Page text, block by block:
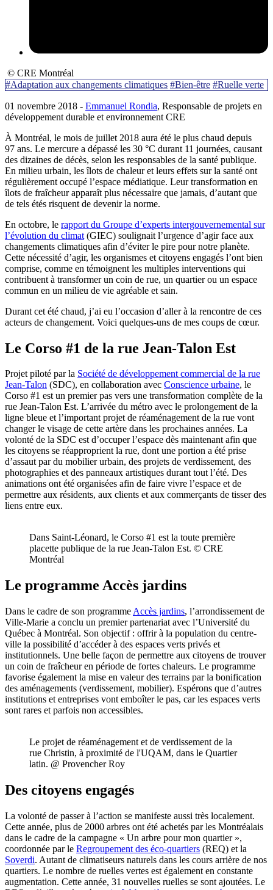
© CRE Montréal
#Adaptation aux changements climatiques #Bien-être #Ruelle verte
01 novembre 2018 - Emmanuel Rondia, Responsable de projets en
développement durable et environnement CRE
À Montréal, le mois de juillet 2018 aura été le plus chaud depuis
97 ans. Le mercure a dépassé les 30 °C durant 11 journées, causant
des dizaines de décès, selon les responsables de la santé publique.
En milieu urbain, les îlots de chaleur et leurs effets sur la santé ont
régulièrement occupé l’espace médiatique. Leur transformation en
îlots de fraîcheur apparaît plus nécessaire que jamais, d’autant que
de tels étés risquent de devenir la norme.
En octobre, le rapport du Groupe d’experts intergouvernemental sur
l’évolution du climat (GIEC) soulignait l’urgence d’agir face aux
changements climatiques afin d’éviter le pire pour notre planète.
Cette nécessité d’agir, les organismes et citoyens engagés l’ont bien
comprise, comme en témoignent les multiples interventions qui
contribuent à transformer un coin de rue, un quartier ou un espace
commun en un milieu de vie agréable et sain.
Durant cet été chaud, j’ai eu l’occasion d’aller à la rencontre de ces
acteurs de changement. Voici quelques-uns de mes coups de cœur.
Le Corso #1 de la rue Jean-Talon Est
Projet piloté par la Société de développement commercial de la rue
Jean-Talon (SDC), en collaboration avec Conscience urbaine, le
Corso #1 est un premier pas vers une transformation complète de la
rue Jean-Talon Est. L’arrivée du métro avec le prolongement de la
ligne bleue et l’important projet de réaménagement de la rue vont
changer le visage de cette artère dans les prochaines années. La
volonté de la SDC est d’occuper l’espace dès maintenant afin que
les citoyens se réapproprient la rue, dont une portion a été prise
d’assaut par du mobilier urbain, des projets de verdissement, des
photographies et des panneaux artistiques durant tout l’été. Des
animations ont été organisées afin de faire vivre l’espace et de
permettre aux résidents, aux clients et aux commerçants de tisser des
liens entre eux.
Dans Saint-Léonard, le Corso #1 est la toute première
placette publique de la rue Jean-Talon Est. © CRE
Montréal
Le programme Accès jardins
Dans le cadre de son programme Accès jardins, l’arrondissement de
Ville-Marie a conclu un premier partenariat avec l’Université du
Québec à Montréal. Son objectif : offrir à la population du centre-
ville la possibilité d’accéder à des espaces verts privés et
institutionnels. Une belle façon de permettre aux citoyens de trouver
un coin de fraîcheur en période de fortes chaleurs. Le programme
favorise également la mise en valeur des terrains par la bonification
des aménagements (verdissement, mobilier). Espérons que d’autres
institutions et entreprises vont emboîter le pas, car les espaces verts
sont rares et parfois non accessibles.
Le projet de réaménagement et de verdissement de la
rue Christin, à proximité de l'UQAM, dans le Quartier
latin. @ Provencher Roy
Des citoyens engagés
La volonté de passer à l’action se manifeste aussi très localement.
Cette année, plus de 2000 arbres ont été achetés par les Montréalais
dans le cadre de la campagne « Un arbre pour mon quartier »,
coordonnée par le Regroupement des éco-quartiers (REQ) et la
Soverdi. Autant de climatiseurs naturels dans les cours arrière de nos
quartiers. Le nombre de ruelles vertes est également en constante
augmentation. Cette année, 31 nouvelles ruelles se sont ajoutées. Le